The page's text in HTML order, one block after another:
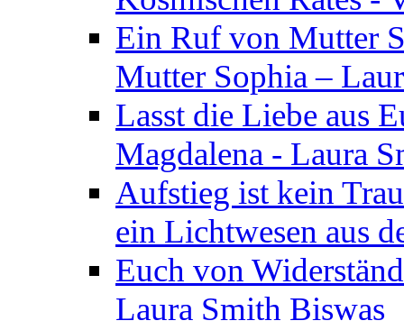
Ein Ruf von Mutter
Mutter Sophia –
Lasst die Liebe aus
Magdalena - Laura
Aufstieg ist kein
ein Lichtwesen aus
Euch von
Laura Smith Biswas